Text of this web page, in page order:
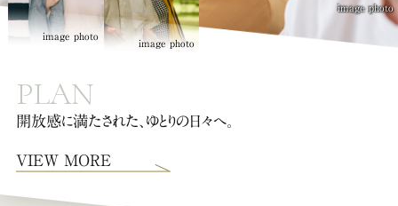
image photo
PLAN
開放感に満たされた、ゆとりの日々へ。
VIEW MORE
image photo
image photo